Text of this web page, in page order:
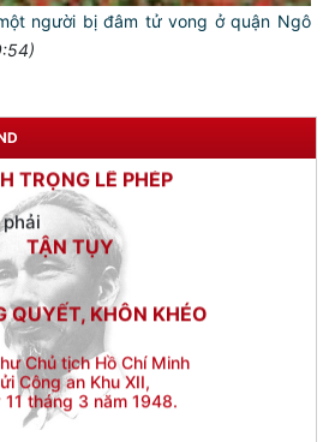
người bị đâm tử vong ở quận Ngô
ĐỐI TRUNG THÀNH
TẬN TỤY
QUYẾT, KHÔN KHÉO
Chủ tịch Hồ Chí Minh
Công an Khu XII,
11 tháng 3 năm 1948.